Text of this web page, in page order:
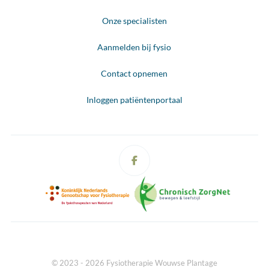
Onze specialisten
Aanmelden bij fysio
Contact opnemen
Inloggen patiëntenportaal
© 2023 - 2026 Fysiotherapie Wouwse Plantage